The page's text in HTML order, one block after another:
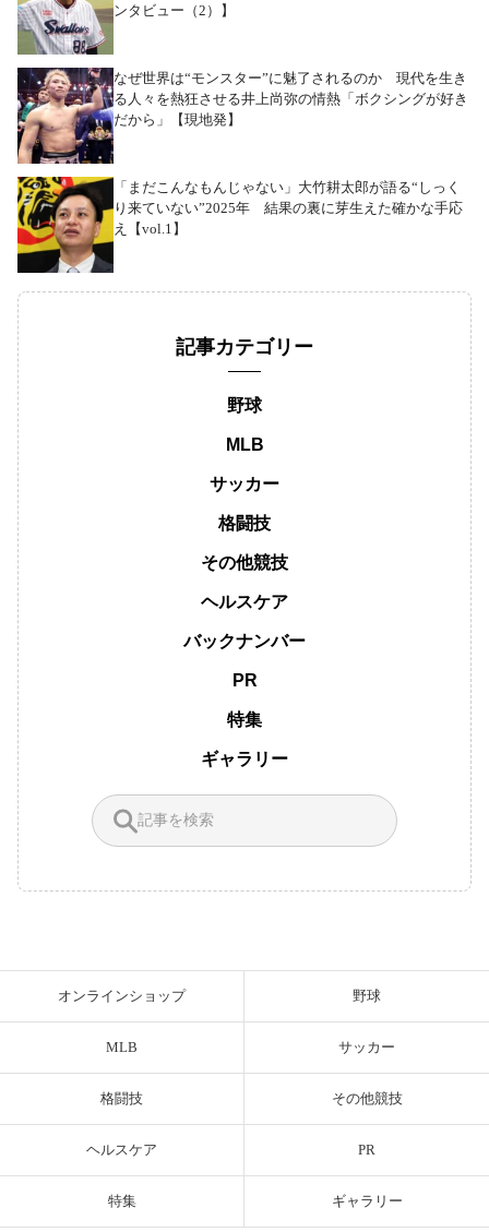
ンタビュー（2）】
なぜ世界は“モンスター”に魅了されるのか 現代を生き
る人々を熱狂させる井上尚弥の情熱「ボクシングが好き
だから」【現地発】
「まだこんなもんじゃない」大竹耕太郎が語る“しっく
り来ていない”2025年 結果の裏に芽生えた確かな手応
え【vol.1】
記事カテゴリー
野球
MLB
サッカー
格闘技
その他競技
ヘルスケア
バックナンバー
PR
特集
ギャラリー
オンラインショップ 野球
MLB サッカー
格闘技 その他競技
ヘルスケア PR
特集 ギャラリー